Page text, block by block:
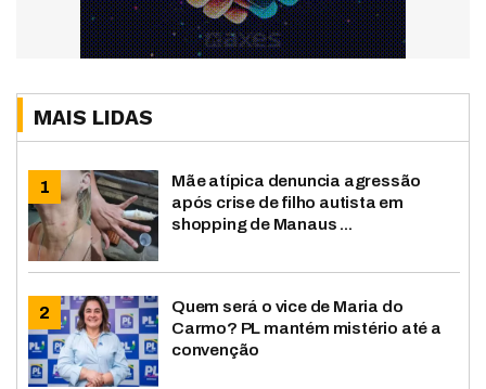
MAIS LIDAS
Mãe atípica denuncia agressão
após crise de filho autista em
shopping de Manaus ...
Quem será o vice de Maria do
Carmo? PL mantém mistério até a
convenção